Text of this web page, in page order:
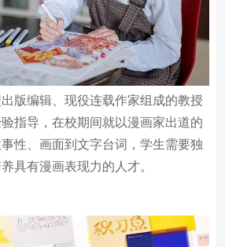
版编辑、现役连载作家组成的教授
指导，在校期间就以漫画家出道的
具有漫画表现力的人才。